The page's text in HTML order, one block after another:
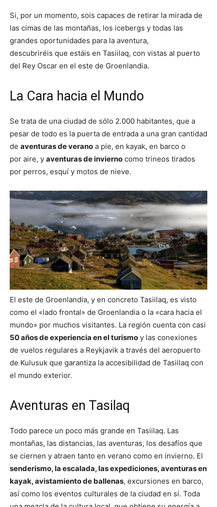
Si, por un momento, sois capaces de retirar la mirada de
las cimas de las montañas, los icebergs y todas las
grandes oportunidades para la aventura,
descubriréis que estáis en Tasiilaq, con vistas al puerto
del Rey Oscar en el este de Groenlandia.
La Cara hacia el Mundo
Se trata de una ciudad de sólo 2.000 habitantes, que a
pesar de todo es la puerta de entrada a una gran cantidad
de aventuras de verano a pie, en kayak, en barco o
por aire, y aventuras de invierno como trineos tirados
por perros, esquí y motos de nieve.
El este de Groenlandia, y en concreto Tasiilaq, es visto
como el «lado frontal» de Groenlandia o la «cara hacia el
mundo» por muchos visitantes. La región cuenta con casi
50 años de experiencia en el turismo y las conexiones
de vuelos regulares a Reykjavik a través del aeropuerto
de Kulusuk que garantiza la accesibilidad de Tasiilaq con
el mundo exterior.
Aventuras en Tasilaq
Todo parece un poco más grande en Tasiilaq. Las
montañas, las distancias, las aventuras, los desafíos que
se ciernen y atraen tanto en verano como en invierno. El
senderismo, la escalada, las expediciones, aventuras en
kayak, avistamiento de ballenas, excursiones en barco,
así como los eventos culturales de la ciudad en sí. Toda